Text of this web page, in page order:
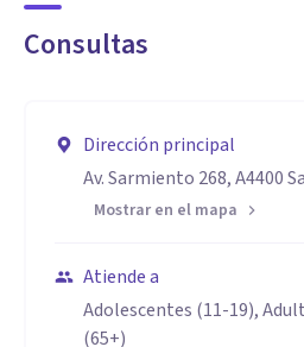
Consultas
Dirección principal
Av. Sarmiento 268, A4400
Mostrar en el mapa
Atiende a
Adolescentes (11-19),
(65+)